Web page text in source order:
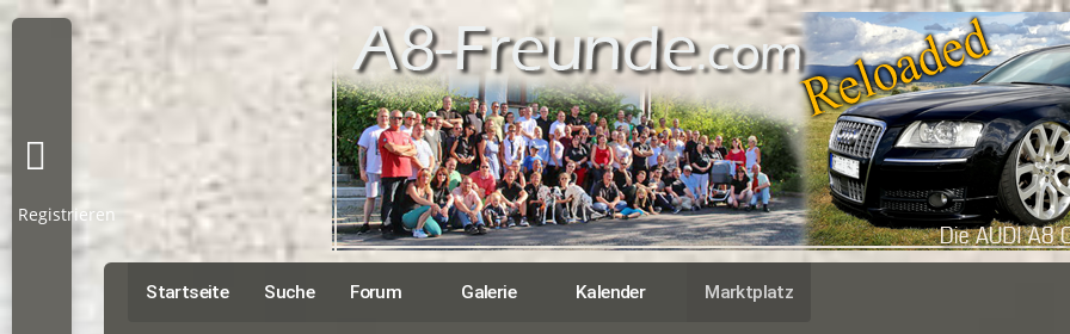
Startseite Suche Forum Galerie Kalender Marktplatz
Registrieren